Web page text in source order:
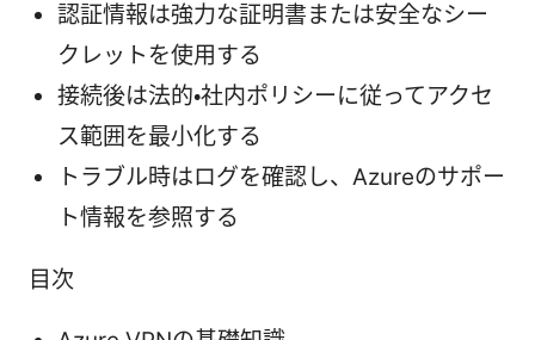
認証情報は強力な証明書または安全なシー
クレットを使用する
接続後は法的・社内ポリシーに従ってアクセ
ス範囲を最小化する
トラブル時はログを確認し、Azureのサポー
ト情報を参照する
目次